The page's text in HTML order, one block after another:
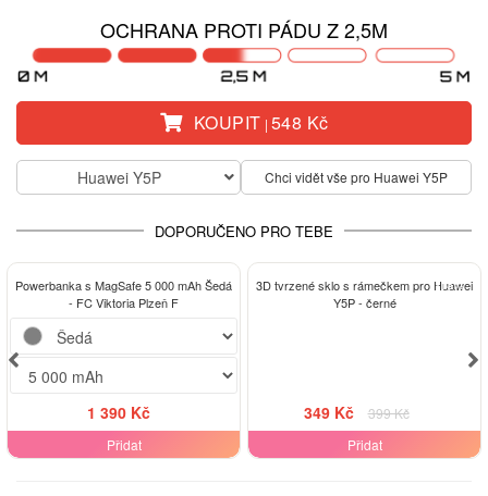
OCHRANA PROTI PÁDU Z 2,5M
KOUPIT | 548 Kč
Huawei Y5P Chci vidět vše pro Huawei Y5P
DOPORUČENO PRO TEBE
Powerbanka s MagSafe 5 000 mAh Šedá
- FC Viktoria Plzeň F
1 390 Kč
Přidat
-13%
3D tvrzené sklo s rámečkem pro Huawei
Y5P - černé
349 Kč
399 Kč
Přidat